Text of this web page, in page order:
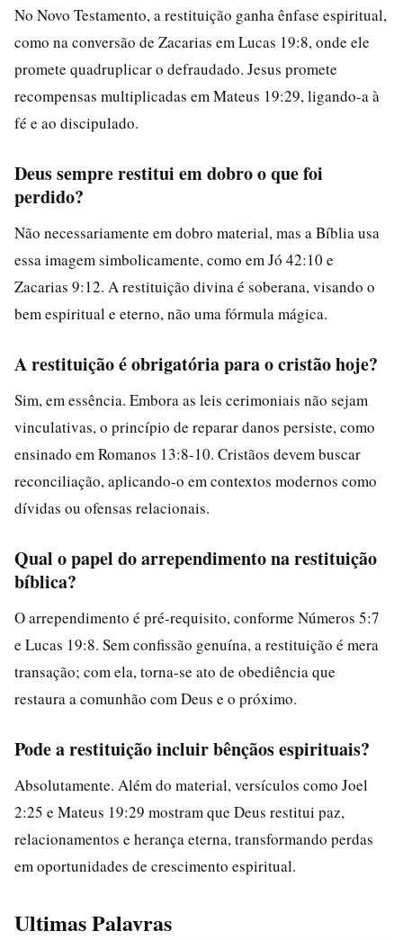
No Novo Testamento, a restituição ganha ênfase espiritual,
como na conversão de Zacarias em Lucas 19:8, onde ele
promete quadruplicar o defraudado. Jesus promete
recompensas multiplicadas em Mateus 19:29, ligando-a à
fé e ao discipulado.
Deus sempre restitui em dobro o que foi
perdido?
Não necessariamente em dobro material, mas a Bíblia usa
essa imagem simbolicamente, como em Jó 42:10 e
Zacarias 9:12. A restituição divina é soberana, visando o
bem espiritual e eterno, não uma fórmula mágica.
A restituição é obrigatória para o cristão hoje?
Sim, em essência. Embora as leis cerimoniais não sejam
vinculativas, o princípio de reparar danos persiste, como
ensinado em Romanos 13:8-10. Cristãos devem buscar
reconciliação, aplicando-o em contextos modernos como
dívidas ou ofensas relacionais.
Qual o papel do arrependimento na restituição
bíblica?
O arrependimento é pré-requisito, conforme Números 5:7
e Lucas 19:8. Sem confissão genuína, a restituição é mera
transação; com ela, torna-se ato de obediência que
restaura a comunhão com Deus e o próximo.
Pode a restituição incluir bênçãos espirituais?
Absolutamente. Além do material, versículos como Joel
2:25 e Mateus 19:29 mostram que Deus restitui paz,
relacionamentos e herança eterna, transformando perdas
em oportunidades de crescimento espiritual.
Ultimas Palavras